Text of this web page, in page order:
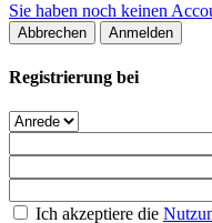
Sie haben noch keinen
Abbrechen Anmelden
Registrierung bei
Ich akzeptiere die